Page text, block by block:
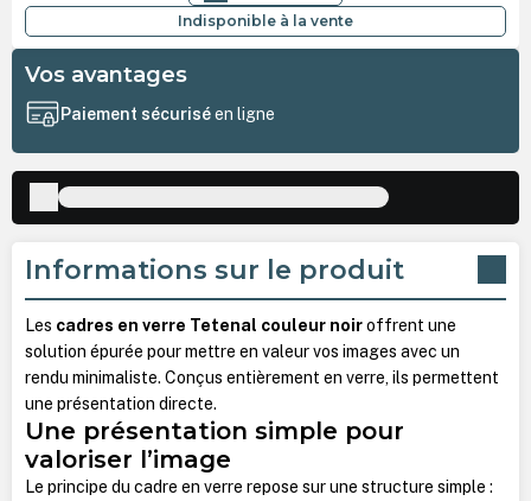
Indisponible à la vente
Vos avantages
Paiement sécuriséen ligne
Informations sur le produit
Les cadres en verre Tetenal couleur noiroffrent une
solution épurée pour mettre en valeur vos images avec un
rendu minimaliste. Conçus entièrement en verre, ils permettent
une présentation directe.
Une présentation simple pour
valoriser l’image
Le principe du cadre en verre repose sur une structure simple :